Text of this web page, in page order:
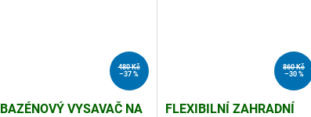
480 Kč
–37 %
BAZÉNOVÝ VYSAVAČ NA
860 Kč
–30 %
FLEXIBILNÍ ZAHRADNÍ